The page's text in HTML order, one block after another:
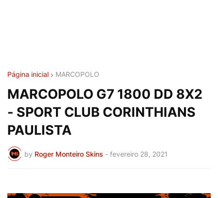
Página inicial MARCOPOLO
MARCOPOLO G7 1800 DD 8X2
- SPORT CLUB CORINTHIANS
PAULISTA
by Roger Monteiro Skins - fevereiro 28, 2021